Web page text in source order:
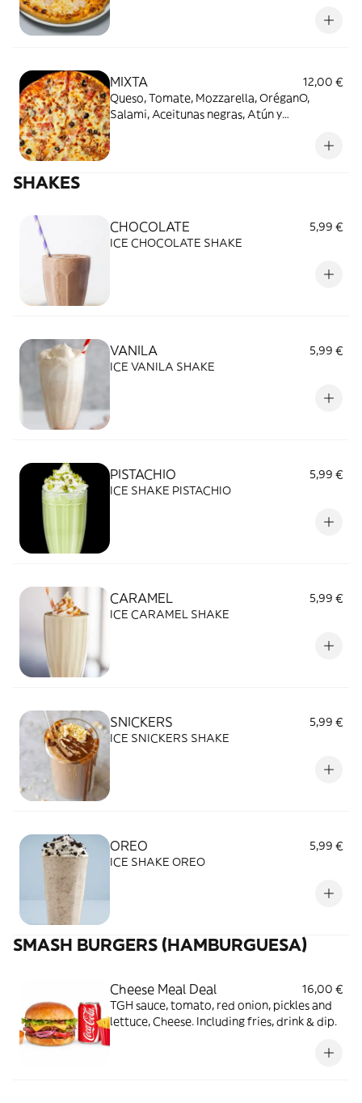
MIXTA
12,00 €
Queso, Tomate, Mozzarella, OréganO,
Salami, Aceitunas negras, Atún y
SHAKES
CHOCOLATE
5,99 €
ICE CHOCOLATE SHAKE
VANILA
5,99 €
ICE VANILA SHAKE
PISTACHIO
5,99 €
ICE SHAKE PISTACHIO
CARAMEL
5,99 €
ICE CARAMEL SHAKE
SNICKERS
5,99 €
ICE SNICKERS SHAKE
OREO
5,99 €
ICE SHAKE OREO
SMASH BURGERS (HAMBURGUESA)
Cheese Meal Deal
16,00 €
TGH sauce, tomato, red onion, pickles and
lettuce, Cheese. Including fries, drink & dip.